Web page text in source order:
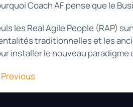
Coach AF pense que le
les Real Agile People (RAP)
traditionnelles et les
installer le nouveau
Previous